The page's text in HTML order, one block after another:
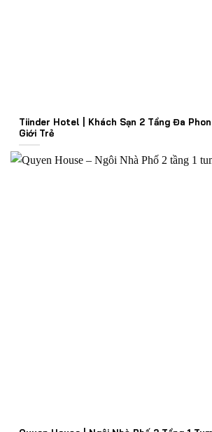
Tiinder Hotel | Khách Sạn 2 Tầng Đa
Giới Trẻ